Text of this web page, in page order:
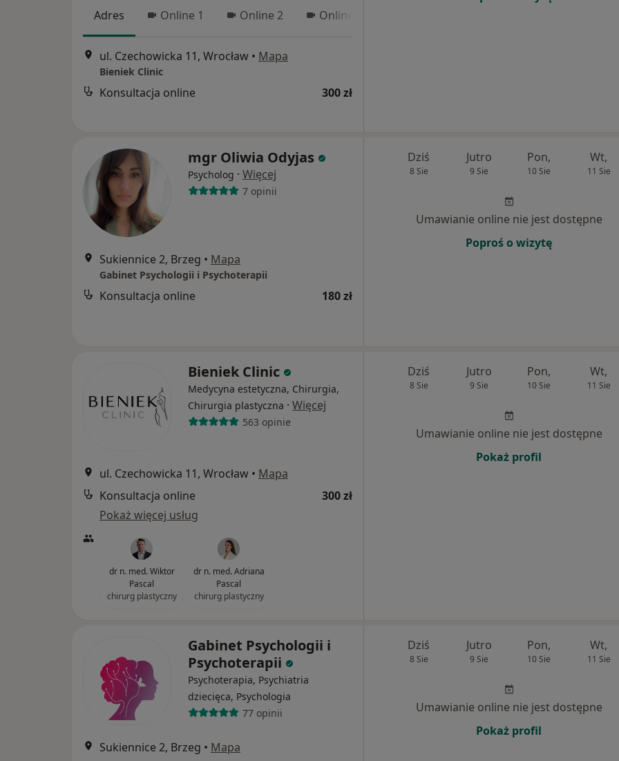
Adres Online 1 Online 2 Online 3
ul. Czechowicka 11, Wrocław • Mapa
Bieniek Clinic
Konsultacja online 300 zł
mgr Oliwia Odyjas
Psycholog · Więcej
7 opinii
Sukiennice 2, Brzeg • Mapa
Gabinet Psychologii i Psychoterapii
Konsultacja online 180 zł
Dziś
8 Sie
Jutro
9 Sie
Pon,
10 Sie
Wt,
11 Sie
Umawianie online nie jest dostępne
Poproś o wizytę
Bieniek Clinic
Medycyna estetyczna, Chirurgia,
Chirurgia plastyczna · Więcej
563 opinie
ul. Czechowicka 11, Wrocław • Mapa
Konsultacja online
300 zł
Pokaż więcej usług
dr n. med. Wiktor
Pascal
chirurg plastyczny
dr n. med. Adriana
Pascal
chirurg plastyczny
Dziś
8 Sie
Jutro
9 Sie
Pon,
10 Sie
Wt,
11 Sie
Umawianie online nie jest dostępne
Pokaż profil
Gabinet Psychologii i
Psychoterapii
Psychoterapia, Psychiatria
dziecięca, Psychologia
77 opinii
Sukiennice 2, Brzeg • Mapa
Dziś
8 Sie
Jutro
9 Sie
Pon,
10 Sie
Wt,
11 Sie
Umawianie online nie jest dostępne
Pokaż profil